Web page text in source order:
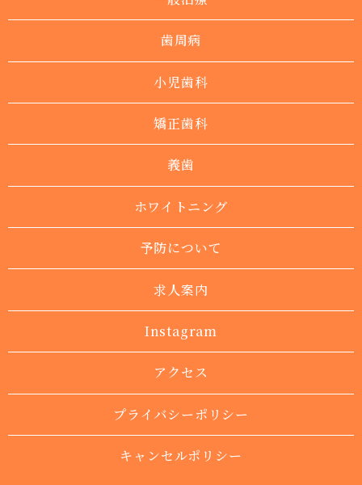
歯周病
小児歯科
矯正歯科
義歯
ホワイトニング
予防について
求人案内
Instagram
アクセス
プライバシーポリシー
キャンセルポリシー